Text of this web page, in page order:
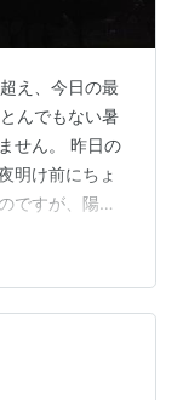
え、今日の最
んでもない暑
せん。 昨日の
明け前にちょ
ですが、陽射
々に退散しま
す。「明烏」
、江戸時代後
る比喩として
人のセンスの